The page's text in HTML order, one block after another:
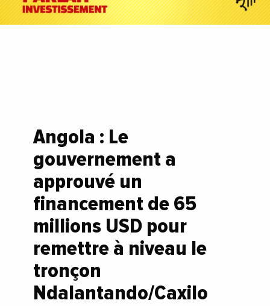
Angola : Le
gouvernement a
approuvé un
financement de 65
millions USD pour
remettre à niveau le
tronçon
Ndalantando/Caxilo